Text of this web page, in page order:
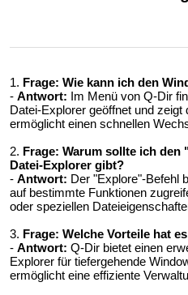
1. Frage: Wie kann ich den
- Antwort: Im Menü von Q-Dir
Datei-Explorer geöffnet und
ermöglicht einen schnellen
2. Frage: Warum sollte ich den
Datei-Explorer gibt?
- Antwort: Der "Explore"-Befehl
auf bestimmte Funktionen
oder speziellen
3. Frage: Welche Vorteile hat
- Antwort: Q-Dir bietet einen
Explorer für tiefergehende
ermöglicht eine effiziente